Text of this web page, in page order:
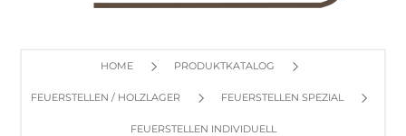
HOME PRODUKTKATALOG
FEUERSTELLEN / HOLZLAGER FEUERSTELLEN SPEZIAL
FEUERSTELLEN INDIVIDUELL